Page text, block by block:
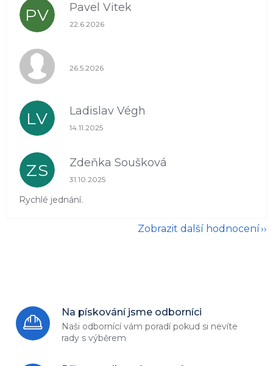
PV Pavel Vitek
Hodnocení obchodu je 5 z 5 hvězdiček.
22.6.2026
Hodnocení obchodu je 1 z 5 hvězdiček.
26.5.2026
LV Ladislav Végh
Hodnocení obchodu je 5 z 5 hvězdiček.
14.11.2025
ZS Zdeňka Soušková
Hodnocení obchodu je 5 z 5 hvězdiček.
31.10.2025
Rychlé jednání.
Zobrazit další hodnocení
Na pískování jsme odborníci
Naši odbornící vám poradí pokud si nevíte
rady s výběrem